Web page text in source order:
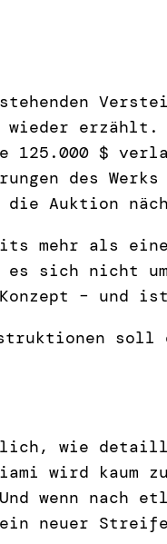
wieder erzählt.
125.000 $
des
die Auktion
mehr als
sich nicht
– und
soll
wie
wird kaum
wenn nach
neuer